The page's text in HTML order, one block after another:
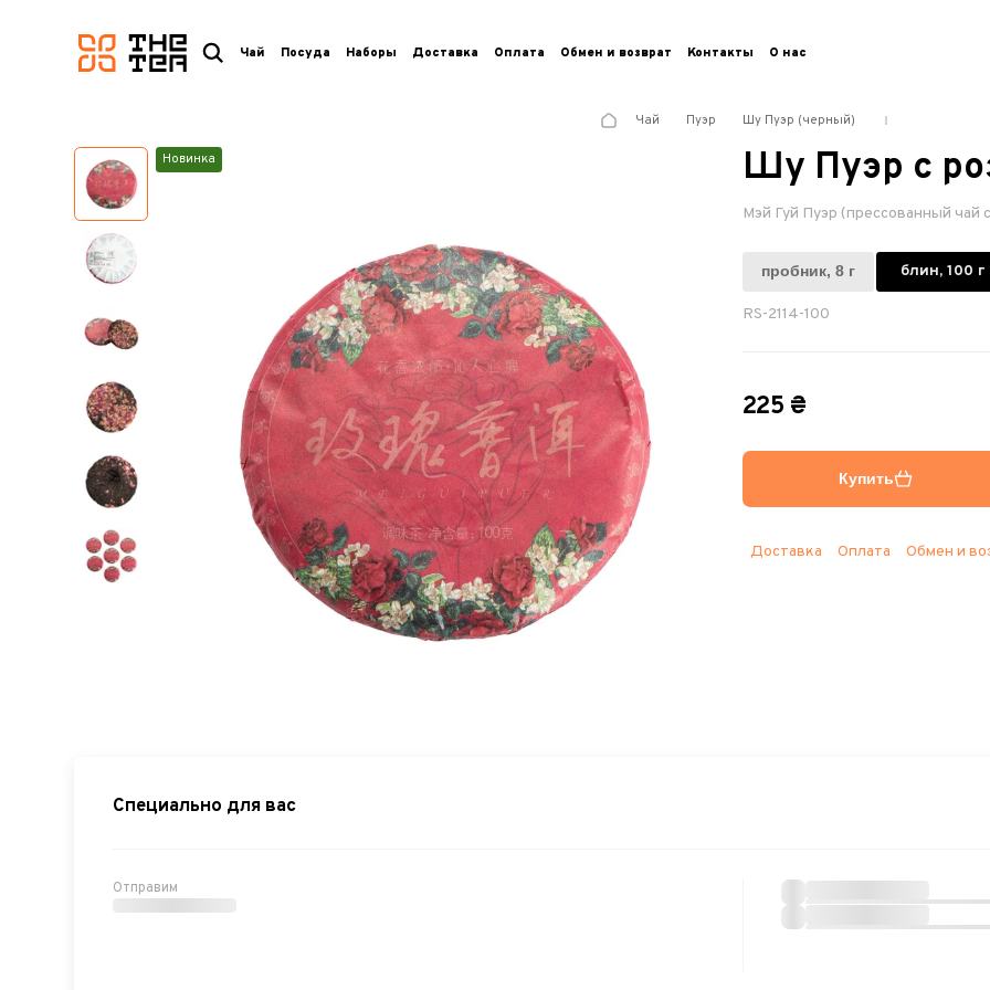
логотип
Чай Посуда Наборы Доставка Оплата Обмен и возврат Контакты О нас
Чай Пуэр Шу Пуэр (черный)
Новинка Шу Пуэр с
Мэй Гуй Пуэр (прессованный чай
пробник, 8 г блин, 100 г
RS-2114-100
225 ₴
Купить
Доставка Оплата Обмен и
Специально для вас
Отправим